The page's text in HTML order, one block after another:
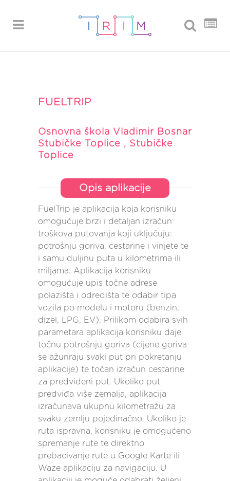
FUELTRIP
Osnovna škola Vladimir Bosnar
Stubičke Toplice , Stubičke
Toplice
Opis aplikacije
FuelTrip je aplikacija koja korisniku
omogućuje brzi i detaljan izračun
troškova putovanja koji uključuju:
potrošnju goriva, cestarine i vinjete te
i samu duljinu puta u kilometrima ili
miljama. Aplikacija korisniku
omogućuje upis točne adrese
polazišta i odredišta te odabir tipa
vozila po modelu i motoru (benzin,
dizel, LPG, EV). Prilikom odabira svih
parametara aplikacija korisniku daje
točnu potrošnju goriva (cijene goriva
se ažuriraju svaki put pri pokretanju
aplikacije) te točan izračun cestarine
za predviđeni put. Ukoliko put
predviđa više zemalja, aplikacija
izračunava ukupnu kilometražu za
svaku zemlju pojedinačno. Ukoliko je
ruta ispravna, korisniku je omogućeno
spremanje rute te direktno
prebacivanje rute u Google Karte ili
Waze aplikaciju za navigaciju. U